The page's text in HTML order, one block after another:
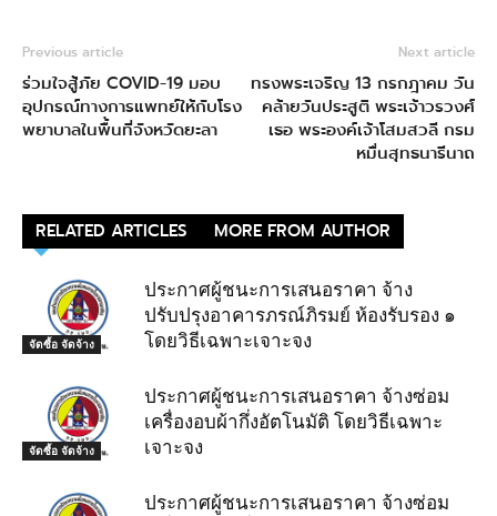
Previous article
ร่วมใจสู้ภัย COVID-19 มอบ
อุปกรณ์ทางการแพทย์ให้กับโรง
พยาบาลในพื้นที่จังหวัดยะลา
Next article
ทรงพระเจริญ 13 กรกฎาคม วัน
คล้ายวันประสูติ พระเจ้าวรวงศ์
เธอ พระองค์เจ้าโสมสวลี กรม
หมื่นสุทธนารีนาถ
RELATED ARTICLES MORE FROM AUTHOR
จัดซื้อ จัดจ้าง
ประกาศผู้ชนะการเสนอราคา จ้าง
ปรับปรุงอาคารภรณ์ภิรมย์ ห้องรับรอง ๑
โดยวิธีเฉพาะเจาะจง
จัดซื้อ จัดจ้าง
ประกาศผู้ชนะการเสนอราคา จ้างซ่อม
เครื่องอบผ้ากึ่งอัตโนมัติ โดยวิธีเฉพาะ
เจาะจง
ประกาศผู้ชนะการเสนอราคา จ้างซ่อม